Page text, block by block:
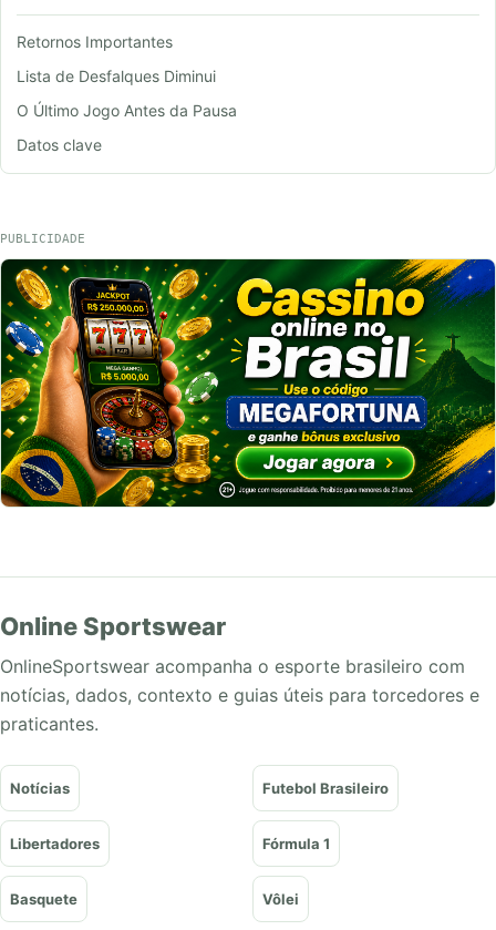
Retornos Importantes
Lista de Desfalques Diminui
O Último Jogo Antes da Pausa
Datos clave
PUBLICIDADE
Online Sportswear
OnlineSportswear acompanha o esporte brasileiro com
notícias, dados, contexto e guias úteis para torcedores e
praticantes.
Notícias Futebol Brasileiro
Libertadores Fórmula 1
Basquete Vôlei